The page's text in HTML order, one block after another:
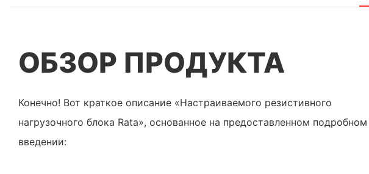
ОБЗОР ПРОДУКТА
Конечно! Вот краткое описание «Настраиваемого резистивного
нагрузочного блока Rata», основанное на предоставленном подробном
введении: